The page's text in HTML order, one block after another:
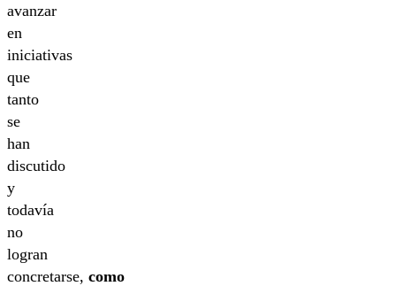
avanzar
en
iniciativas
que
tanto
se
han
discutido
y
todavía
no
logran
concretarse, como